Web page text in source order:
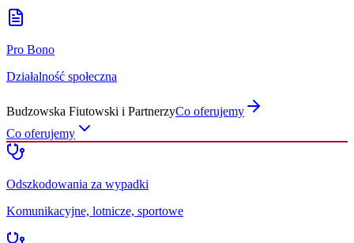
Pro Bono
Działalność społeczna
Budzowska Fiutowski i PartnerzyCo oferujemy
Co oferujemy
Odszkodowania za wypadki
Komunikacyjne, lotnicze, sportowe